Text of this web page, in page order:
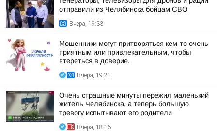
отправили из Челябинска бойцам СВО
Вчера, 19:33
Мошенники могут притворяться кем-то очень
приятным или привлекательным, чтобы
втереться в доверие.
Вчера, 19:21
Очень страшные минуты пережил маленький
житель Челябинска, а теперь большую
тревогу испытывают его родители
Вчера, 18:16